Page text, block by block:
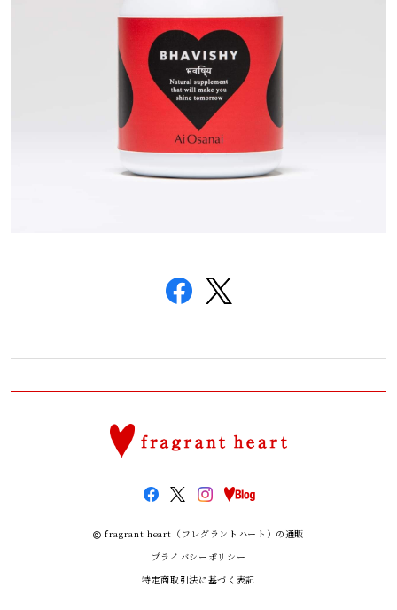
fragrant heart（フレグラントハート）の通販
プライバシーポリシー
特定商取引法に基づく表記